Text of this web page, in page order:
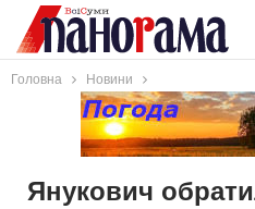
Головна Новини
Янукович